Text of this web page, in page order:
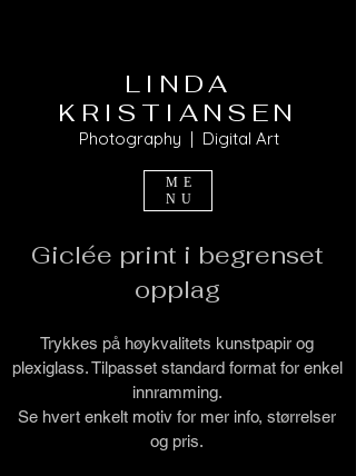
LINDA
KRISTIANSEN
ME
NU
Photography | Digital Art
Giclée print i begrenset
opplag
Trykkes på høykvalitets kunstpapir og
plexiglass. Tilpasset standard format for enkel
innramming.
Se hvert enkelt motiv for mer info, størrelser
og pris.